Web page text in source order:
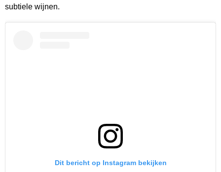
subtiele wijnen.
Dit bericht op Instagram bekijken